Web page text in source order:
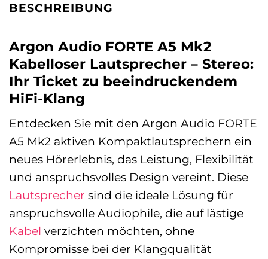
BESCHREIBUNG
Argon Audio FORTE A5 Mk2
Kabelloser Lautsprecher – Stereo:
Ihr Ticket zu beeindruckendem
HiFi-Klang
Entdecken Sie mit den Argon Audio FORTE
A5 Mk2 aktiven Kompaktlautsprechern ein
neues Hörerlebnis, das Leistung, Flexibilität
und anspruchsvolles Design vereint. Diese
Lautsprecher sind die ideale Lösung für
anspruchsvolle Audiophile, die auf lästige
Kabel verzichten möchten, ohne
Kompromisse bei der Klangqualität